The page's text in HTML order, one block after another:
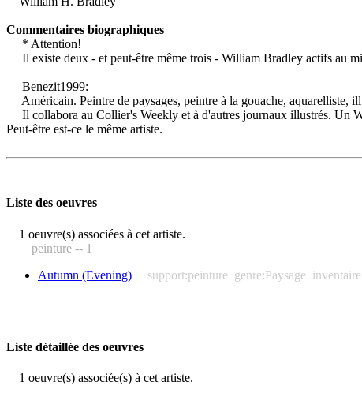
Commentaires biographiques
* Attention!
Il existe deux - et peut-être même trois - William Bradley actifs au
Benezit1999:
Américain. Peintre de paysages, peintre à la gouache, aquarelliste,
Il collabora au Collier's Weekly et à d'autres journaux illustrés. Un
Peut-être est-ce le même artiste.
Liste des oeuvres
1 oeuvre(s) associées à cet artiste.
peinture -- 1
Autumn (Evening)
support:peinture genre:Paysage
Liste détaillée des oeuvres
1 oeuvre(s) associée(s) à cet artiste.